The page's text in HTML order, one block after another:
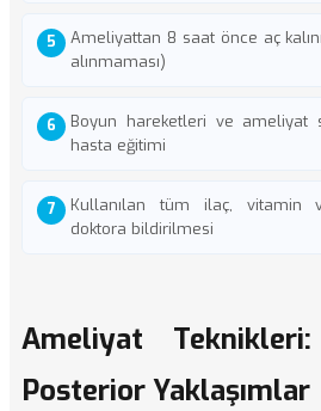
Ameliyattan 8 saat önce aç
alınmaması)
Boyun hareketleri ve ameliyat
hasta eğitimi
Kullanılan tüm ilaç, vitamin
doktora bildirilmesi
Ameliyat
Posterior Yaklaşımlar